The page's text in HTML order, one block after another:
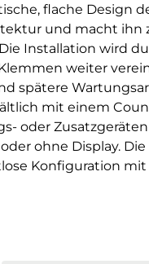
flache Design
und macht ihn
Installation wird
weiter
spätere
mit einem
oder
ohne Display.
Konfiguration mit